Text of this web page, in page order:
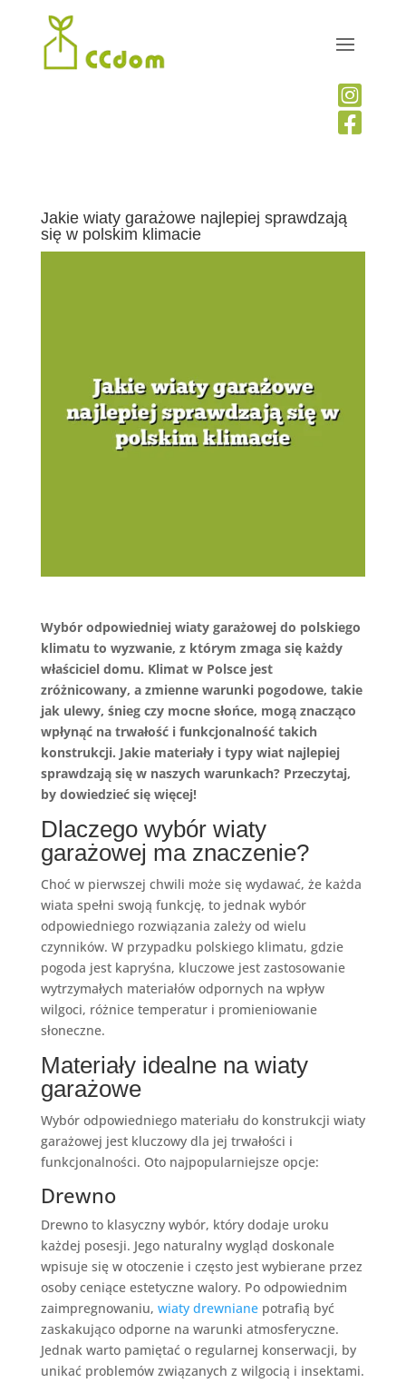


Jakie wiaty garażowe najlepiej sprawdzają
się w polskim klimacie
Wybór odpowiedniej wiaty garażowej do polskiego
klimatu to wyzwanie, z którym zmaga się każdy
właściciel domu. Klimat w Polsce jest
zróżnicowany, a zmienne warunki pogodowe, takie
jak ulewy, śnieg czy mocne słońce, mogą znacząco
wpłynąć na trwałość i funkcjonalność takich
konstrukcji. Jakie materiały i typy wiat najlepiej
sprawdzają się w naszych warunkach? Przeczytaj,
by dowiedzieć się więcej!
Dlaczego wybór wiaty
garażowej ma znaczenie?
Choć w pierwszej chwili może się wydawać, że każda
wiata spełni swoją funkcję, to jednak wybór
odpowiedniego rozwiązania zależy od wielu
czynników. W przypadku polskiego klimatu, gdzie
pogoda jest kapryśna, kluczowe jest zastosowanie
wytrzymałych materiałów odpornych na wpływ
wilgoci, różnice temperatur i promieniowanie
słoneczne.
Materiały idealne na wiaty
garażowe
Wybór odpowiedniego materiału do konstrukcji wiaty
garażowej jest kluczowy dla jej trwałości i
funkcjonalności. Oto najpopularniejsze opcje:
Drewno
Drewno to klasyczny wybór, który dodaje uroku
każdej posesji. Jego naturalny wygląd doskonale
wpisuje się w otoczenie i często jest wybierane przez
osoby ceniące estetyczne walory. Po odpowiednim
zaimpregnowaniu, wiaty drewnianepotrafią być
zaskakująco odporne na warunki atmosferyczne.
Jednak warto pamiętać o regularnej konserwacji, by
unikać problemów związanych z wilgocią i insektami.